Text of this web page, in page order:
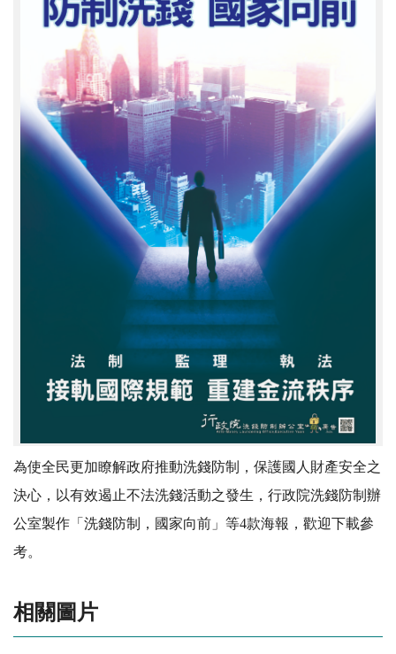
為使全民更加瞭解政府推動洗錢防制，保護國人財產安全之
決心，以有效遏止不法洗錢活動之發生，行政院洗錢防制辦
公室製作「洗錢防制，國家向前」等4款海報，歡迎下載參
考。
相關圖片